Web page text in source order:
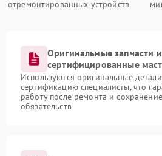
отремонтированных устройств
Оригинальные запчасти и
сертифицированные
Используются оригинальные
сертификацию специалисты, что
работу после ремонта и
обязательств